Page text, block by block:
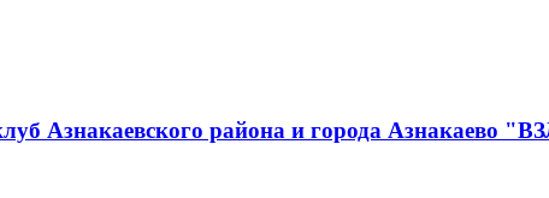
Азнакаевского района и города Азнакаево